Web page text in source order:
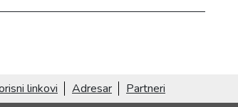
linkovi Adresar Partneri